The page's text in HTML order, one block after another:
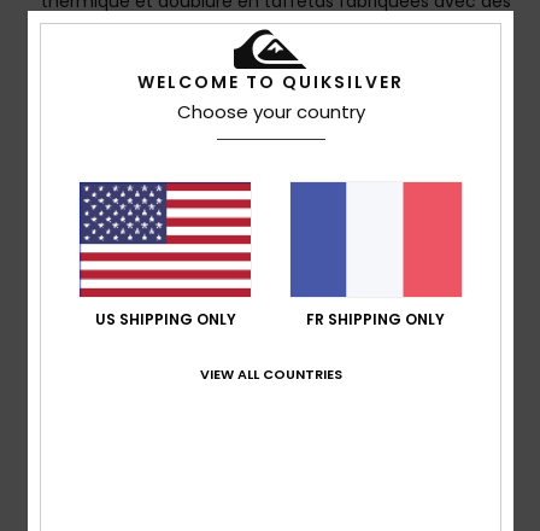
bouteilles en plastique recyclées
Shell : 60% polyester et 40% Oxford de polyester
recyclé pour le modèle chiné. Matière Re-Made 100%
en polyester recyclé pour le modèle uni.
Traitement déperlant éco-responsable sans PFC
CARACTÉRISTIQUES
Coutures renforcées aux endroits critiques
Doublure :doublure légère répartie par zone en
taffetas avec tricot brossé pour plus de chaleur et de
WELCOME TO QUIKSILVER
Choose your country
US SHIPPING ONLY FR SHIPPING ONLY
VIEW ALL COUNTRIES